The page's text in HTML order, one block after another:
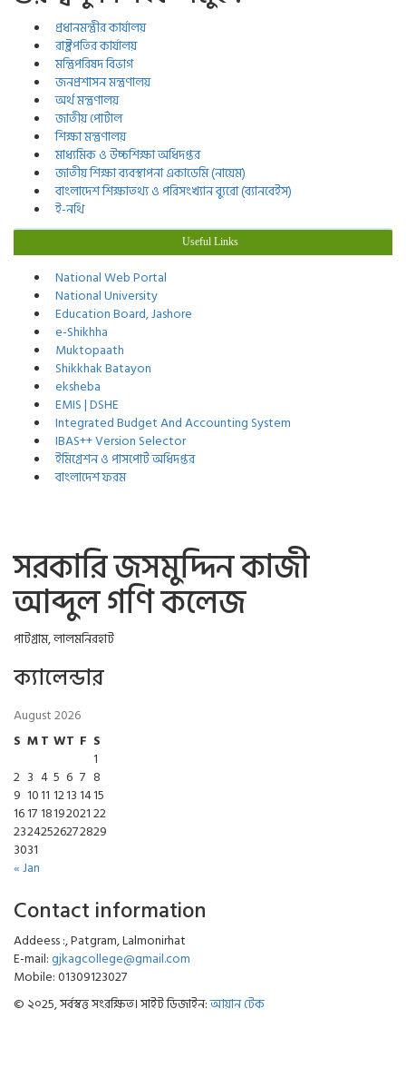
প্রধানমন্ত্রীর কার্যালয়
রাষ্ট্রপতির কার্যালয়
মন্ত্রিপরিষদ বিভাগ
জনপ্রশাসন মন্ত্রণালয়
অর্থ মন্ত্রণালয়
জাতীয় পোর্টাল
শিক্ষা মন্ত্রণালয়
মাধ্যমিক ও উচ্চশিক্ষা অধিদপ্তর
জাতীয় শিক্ষা ব্যবস্থাপনা একাডেমি (নায়েম)
বাংলাদেশ শিক্ষাতথ্য ও পরিসংখ্যান ব্যুরো (ব্যানবেইস)
ই-নথি
Useful Links
National Web Portal
National University
Education Board, Jashore
e-Shikhha
Muktopaath
Shikkhak Batayon
eksheba
EMIS | DSHE
Integrated Budget And Accounting System
IBAS++ Version Selector
ইমিগ্রেশন ও পাসপোর্ট অধিদপ্তর
বাংলাদেশ ফরম
সরকারি জসমুদ্দিন কাজী
আব্দুল গণি কলেজ
পাটগ্রাম, লালমনিরহাট
ক্যালেন্ডার
August 2026
S MT WT F S
1
2 3 4 5 6 7 8
9 1011 12131415
16171819202122
23242526272829
3031
« Jan
Contact information
Addeess :, Patgram, Lalmonirhat
E-mail:gjkagcollege@gmail.com
Mobile: 01309123027
© ২০25, সর্বস্বত্ত সংরক্ষিত। সাইট ডিজাইন:আয়ান টেক